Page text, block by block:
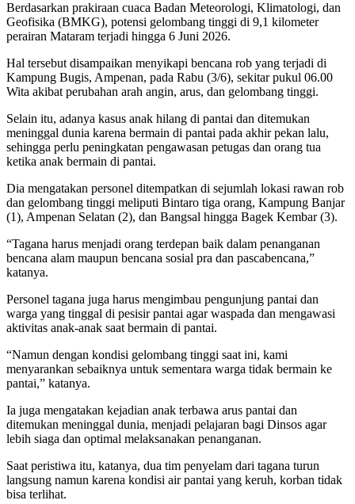
Berdasarkan prakiraan cuaca Badan Meteorologi, Klimatologi, dan
Geofisika (BMKG), potensi gelombang tinggi di 9,1 kilometer
perairan Mataram terjadi hingga 6 Juni 2026.
Hal tersebut disampaikan menyikapi bencana rob yang terjadi di
Kampung Bugis, Ampenan, pada Rabu (3/6), sekitar pukul 06.00
Wita akibat perubahan arah angin, arus, dan gelombang tinggi.
Selain itu, adanya kasus anak hilang di pantai dan ditemukan
meninggal dunia karena bermain di pantai pada akhir pekan lalu,
sehingga perlu peningkatan pengawasan petugas dan orang tua
ketika anak bermain di pantai.
Dia mengatakan personel ditempatkan di sejumlah lokasi rawan rob
dan gelombang tinggi meliputi Bintaro tiga orang, Kampung Banjar
(1), Ampenan Selatan (2), dan Bangsal hingga Bagek Kembar (3).
“Tagana harus menjadi orang terdepan baik dalam penanganan
bencana alam maupun bencana sosial pra dan pascabencana,”
katanya.
Personel tagana juga harus mengimbau pengunjung pantai dan
warga yang tinggal di pesisir pantai agar waspada dan mengawasi
aktivitas anak-anak saat bermain di pantai.
“Namun dengan kondisi gelombang tinggi saat ini, kami
menyarankan sebaiknya untuk sementara warga tidak bermain ke
pantai,” katanya.
Ia juga mengatakan kejadian anak terbawa arus pantai dan
ditemukan meninggal dunia, menjadi pelajaran bagi Dinsos agar
lebih siaga dan optimal melaksanakan penanganan.
Saat peristiwa itu, katanya, dua tim penyelam dari tagana turun
langsung namun karena kondisi air pantai yang keruh, korban tidak
bisa terlihat.